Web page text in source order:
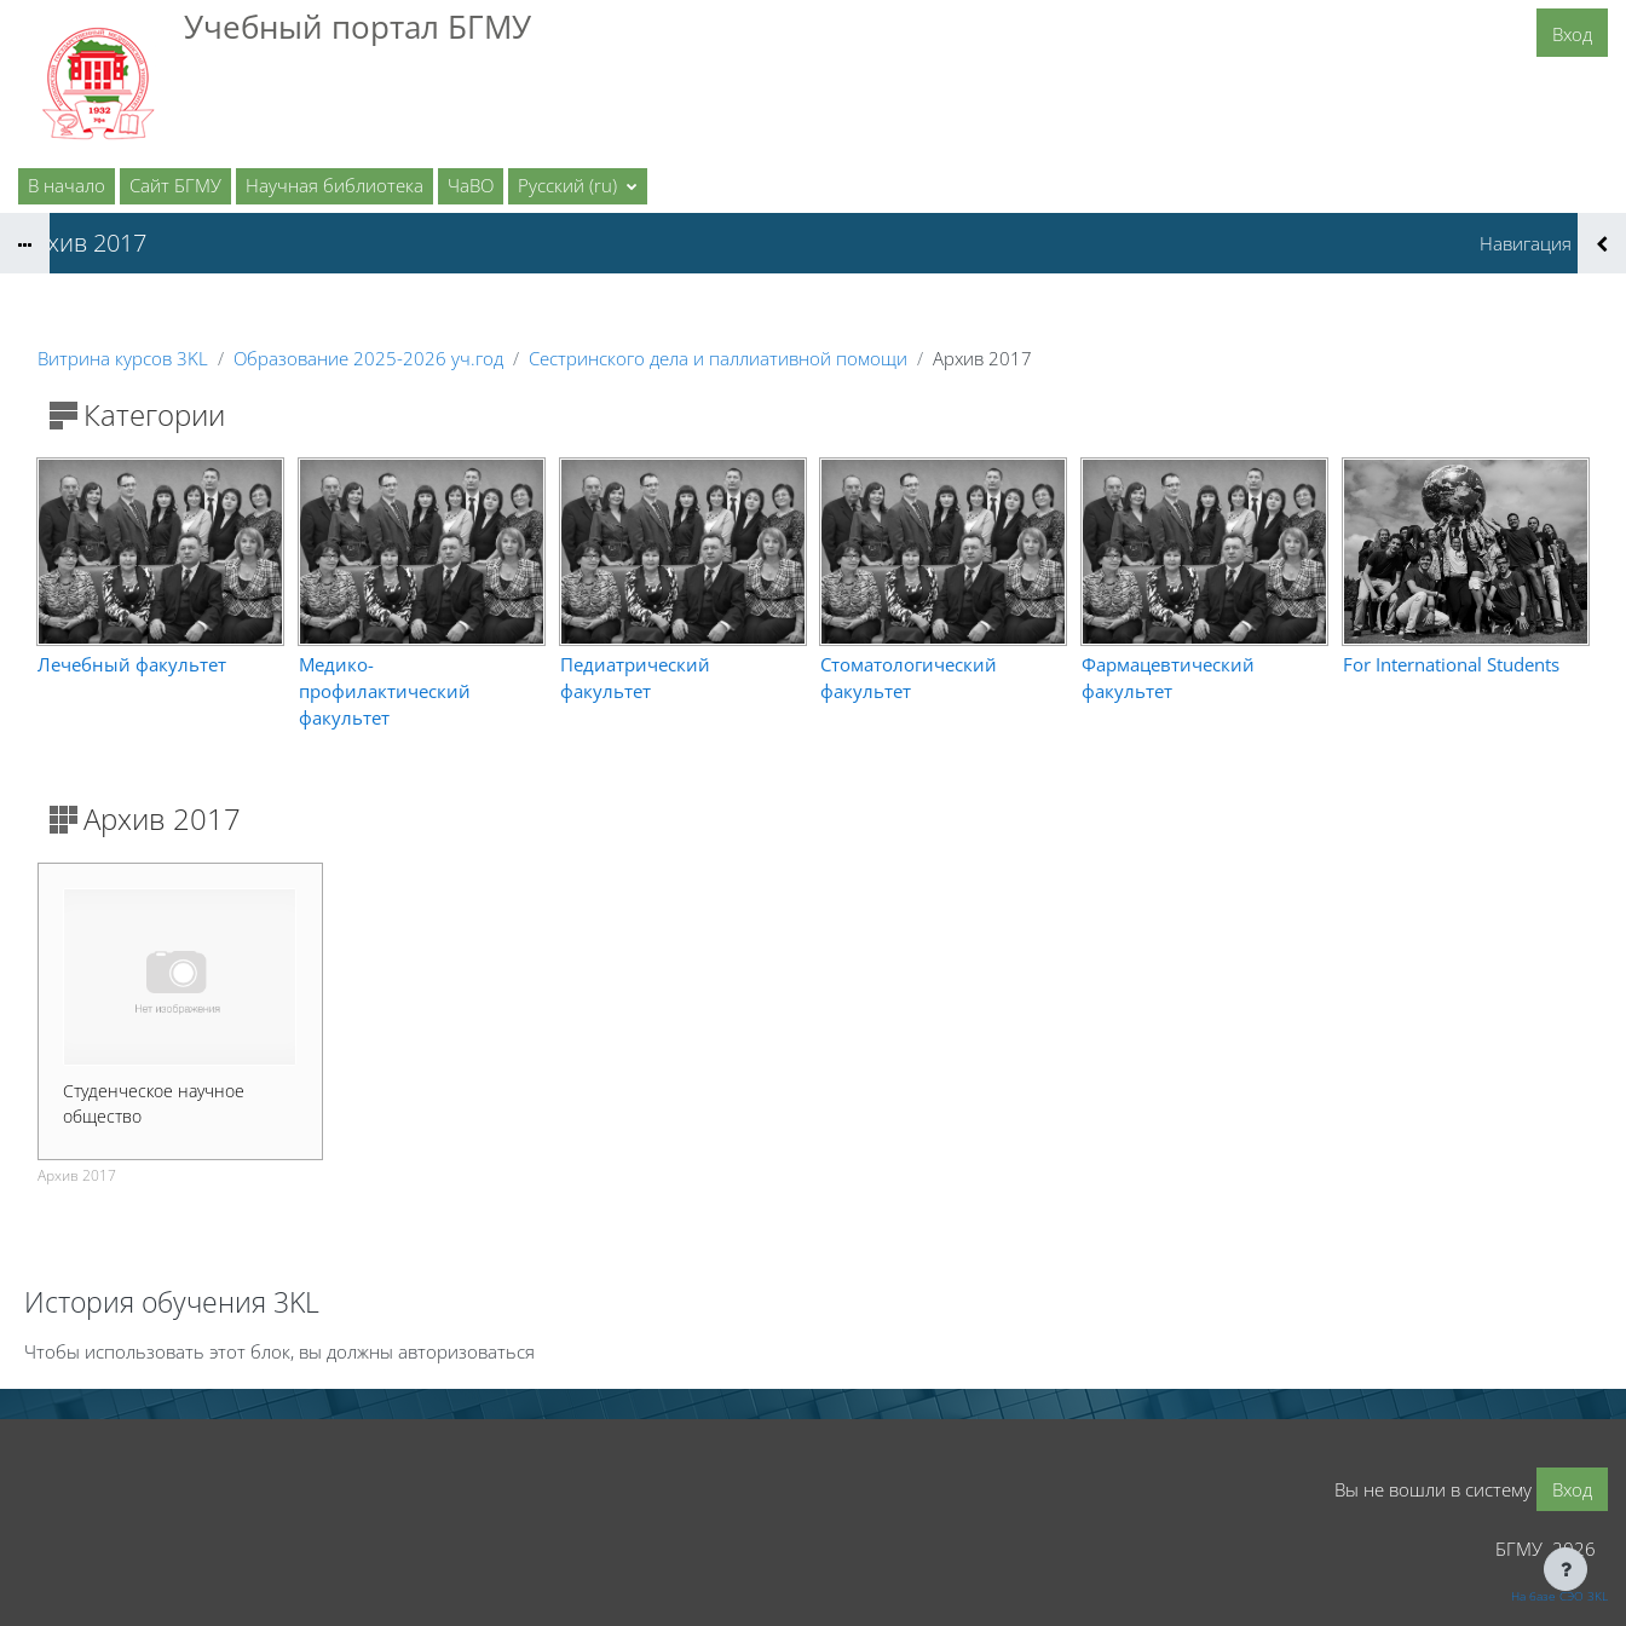
Перейти к основному содержаниюУчебный портал БГМУ
В начало Сайт БГМУ Научная библиотека ЧаВО Русский ‎(ru)‎
Вход
Архив 2017
Витрина курсов 3KL Образование 2025-2026 уч.год Сестринского дела и паллиативной помощи Архив 2017
Категории
Лечебный факультет
Медико-
профилактический
факультет
Педиатрический
факультет
Стоматологический
факультет
Фармацевтический
факультет
For International Students
Архив 2017
Студенческое научное
общество
Архив 2017
Навигация
История обучения 3KL
Чтобы использовать этот блок, вы должны авторизоваться
Вы не вошли в систему Вход
БГМУ 2026
На базе СЭО 3KL